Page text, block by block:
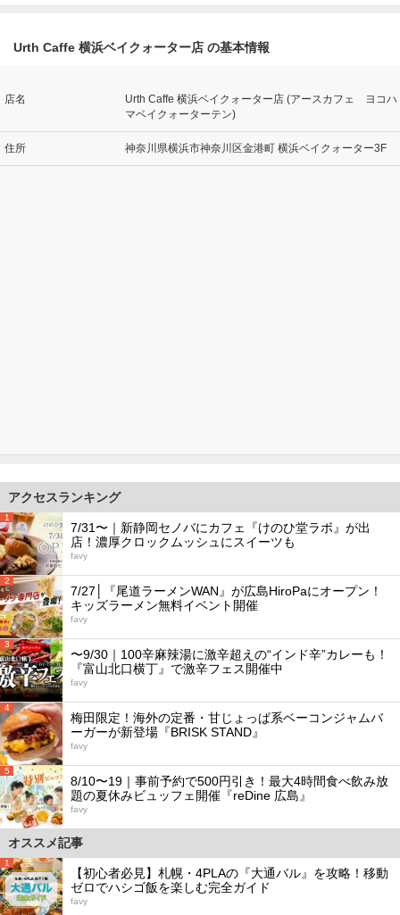
Urth Caffe 横浜ベイクォーター店 の基本情報
店名
Urth Caffe 横浜ベイクォーター店 (アースカフェ ヨコハ
マベイクォーターテン)
住所 神奈川県横浜市神奈川区金港町 横浜ベイクォーター3F
アクセスランキング
1
7/31〜｜新静岡セノバにカフェ『けのひ堂ラボ』が出
店！濃厚クロックムッシュにスイーツも
favy
2
7/27│『尾道ラーメンWAN』が広島HiroPaにオープン！
キッズラーメン無料イベント開催
favy
3
〜9/30｜100辛麻辣湯に激辛超えの“インド辛”カレーも！
『富山北口横丁』で激辛フェス開催中
favy
4
梅田限定！海外の定番・甘じょっぱ系ベーコンジャムバ
ーガーが新登場『BRISK STAND』
favy
5
8/10〜19｜事前予約で500円引き！最大4時間食べ飲み放
題の夏休みビュッフェ開催『reDine 広島』
favy
オススメ記事
1
【初心者必見】札幌・4PLAの『大通バル』を攻略！移動
ゼロでハシゴ飯を楽しむ完全ガイド
favy